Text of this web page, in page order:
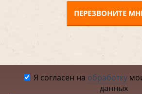
ПЕРЕЗВОНИТЕ
Я согласен на обработку
данных